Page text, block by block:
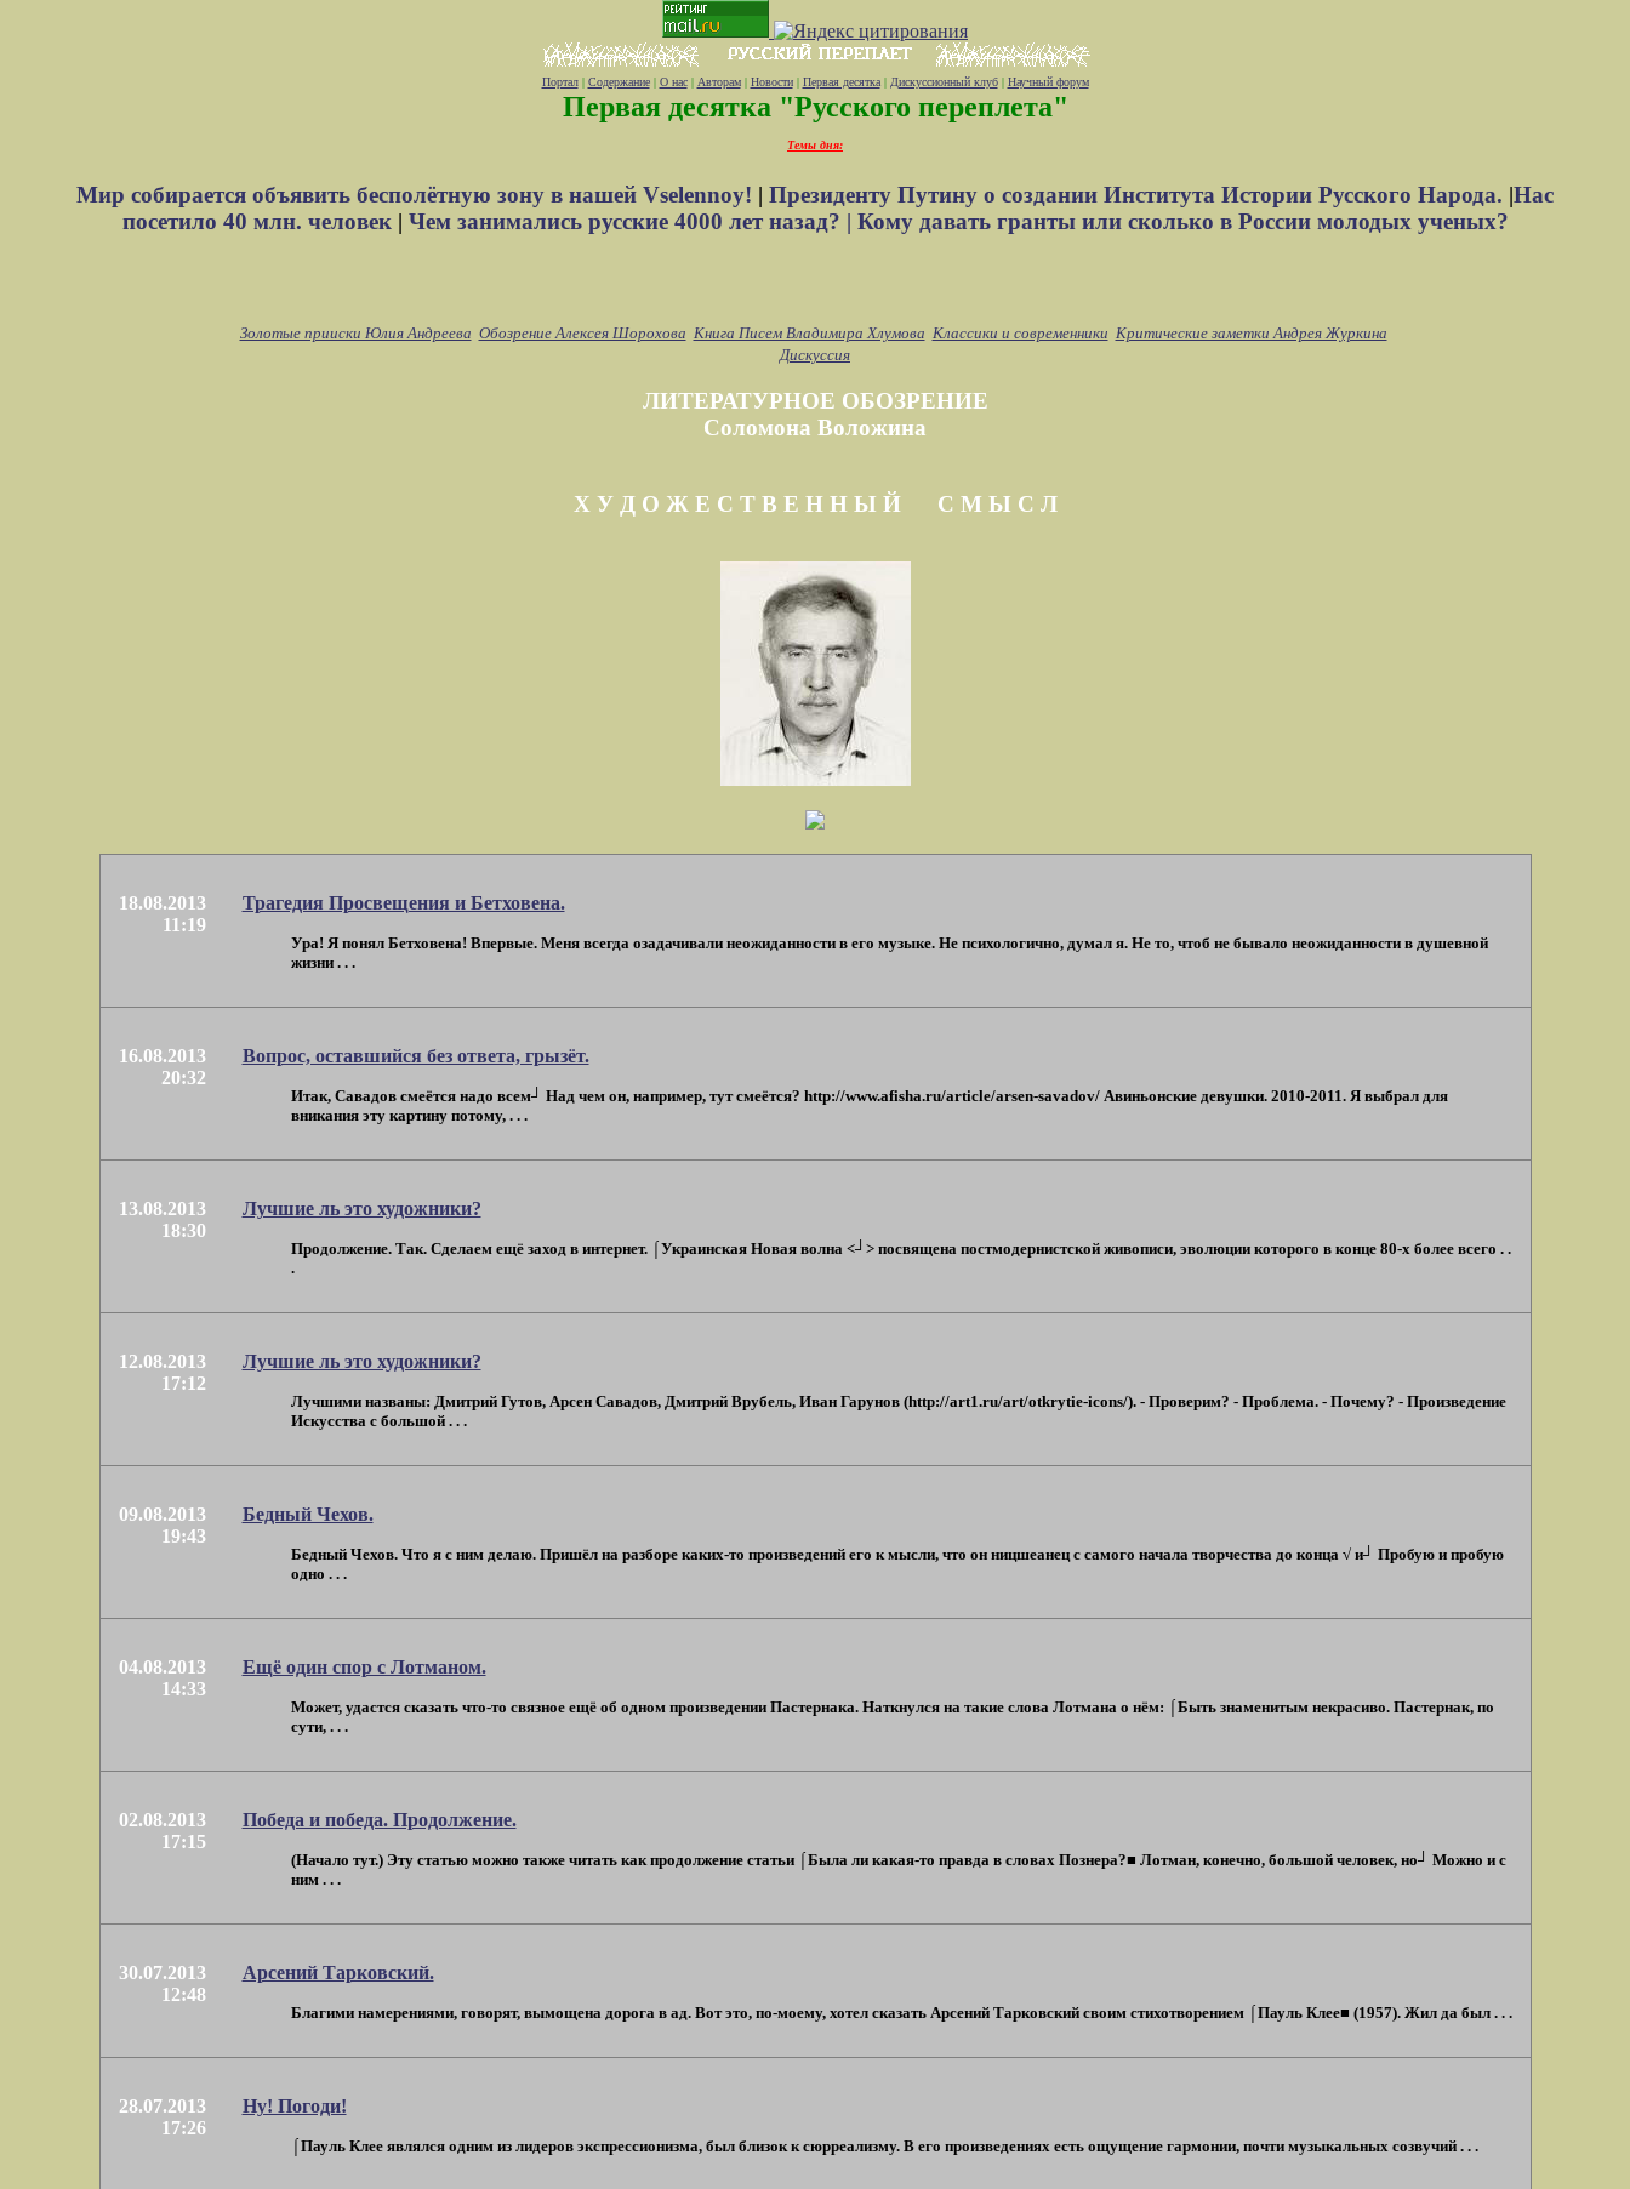
Портал| Содержание| О нас| Авторам| Новости| Первая десятка| Дискуссионный клуб| Научный форум
Первая десятка "Русского переплета"
Темы дня:
Мир собирается объявить бесполётную зону в нашей Vselennoy! | Президенту Путину о создании Института Истории Русского Народа. |Нас
посетило 40 млн. человек| Чем занимались русские 4000 лет назад? | Кому давать гранты или сколько в России молодых ученых?
Золотые прииски Юлия Андреева Обозрение Алексея Шорохова Книга Писем Владимира Хлумова Классики и современники Критические заметки Андрея Журкина
Дискуссия
ЛИТЕРАТУРНОЕ ОБОЗРЕНИЕ
Соломона Воложина
Х У Д О Ж Е С Т В Е Н Н Ы Й С М Ы С Л
18.08.2013
11:19
Трагедия Просвещения и Бетховена.
Ура! Я понял Бетховена! Впервые. Меня всегда озадачивали неожиданности в его музыке. Не психологично, думал я. Не то, чтоб не бывало неожиданности в душевной
жизни . . .
16.08.2013
20:32
Вопрос, оставшийся без ответа, грызёт.
Итак, Савадов смеётся надо всем┘ Над чем он, например, тут смеётся? http://www.afisha.ru/article/arsen-savadov/ Авиньонские девушки. 2010-2011. Я выбрал для
вникания эту картину потому, . . .
13.08.2013
18:30
Лучшие ль это художники?
Продолжение. Так. Сделаем ещё заход в интернет. ⌠Украинская Новая волна <┘> посвящена постмодернистской живописи, эволюции которого в конце 80-х более всего . .
.
12.08.2013
17:12
Лучшие ль это художники?
Лучшими названы: Дмитрий Гутов, Арсен Савадов, Дмитрий Врубель, Иван Гарунов (http://art1.ru/art/otkrytie-icons/). - Проверим? - Проблема. - Почему? - Произведение
Искусства с большой . . .
09.08.2013
19:43
Бедный Чехов.
Бедный Чехов. Что я с ним делаю. Пришёл на разборе каких-то произведений его к мысли, что он ницшеанец с самого начала творчества до конца √ и┘ Пробую и пробую
одно . . .
04.08.2013
14:33
Ещё один спор с Лотманом.
Может, удастся сказать что-то связное ещё об одном произведении Пастернака. Наткнулся на такие слова Лотмана о нём: ⌠Быть знаменитым некрасиво. Пастернак, по
сути, . . .
02.08.2013
17:15
Победа и победа. Продолжение.
(Начало тут.) Эту статью можно также читать как продолжение статьи ⌠Была ли какая-то правда в словах Познера?■ Лотман, конечно, большой человек, но┘ Можно и с
ним . . .
30.07.2013
12:48
Арсений Тарковский.
Благими намерениями, говорят, вымощена дорога в ад. Вот это, по-моему, хотел сказать Арсений Тарковский своим стихотворением ⌠Пауль Клее■ (1957). Жил да был . . .
28.07.2013
17:26
Ну! Погоди!
⌠Пауль Клее являлся одним из лидеров экспрессионизма, был близок к сюрреализму. В его произведениях есть ощущение гармонии, почти музыкальных созвучий . . .